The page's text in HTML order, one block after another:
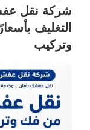
التغليف
وتركيب